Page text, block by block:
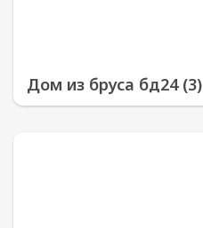
Дом из бруса бд24 (3)